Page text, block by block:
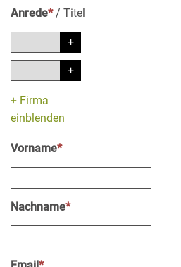
Anrede*/ Titel
+ Firma
einblenden
Vorname*
Nachname*